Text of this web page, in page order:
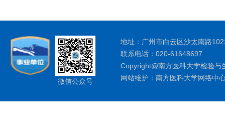
微信公众号
地址：广州市白云区沙太南路
联系电话：020-61648697
Copyright@南方医科大学检验
网站维护：南方医科大学网络中